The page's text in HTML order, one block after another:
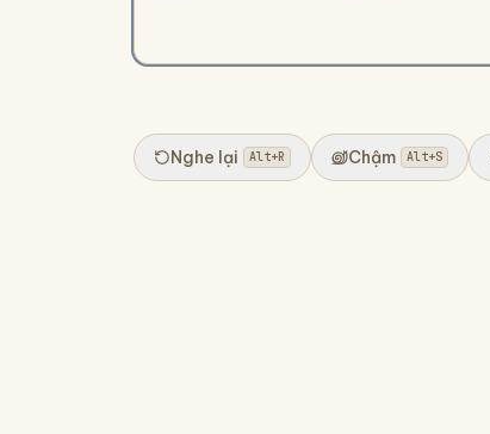
Nghe lại Alt+R Chậm Alt+S